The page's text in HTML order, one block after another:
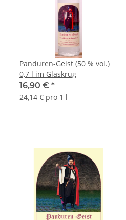
Panduren-Geist (50 % vol.)
0,7 l im Glaskrug
16,90 € *
24,14 € pro 1 l